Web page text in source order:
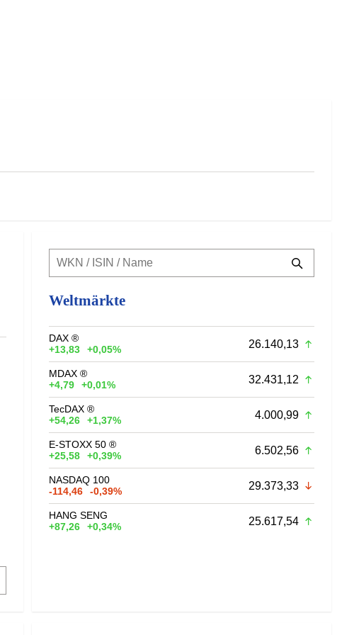
Weltmärkte
DAX ®
+13,83
+0,05% 26.140,13
MDAX ®
+4,79
+0,01% 32.431,12
TecDAX ®
+54,26
+1,37% 4.000,99
E-STOXX 50 ®
+25,58
+0,39% 6.502,56
NASDAQ 100
-114,46
-0,39% 29.373,33
HANG SENG
+87,26
+0,34% 25.617,54